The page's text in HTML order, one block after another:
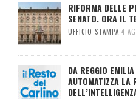
RIFORMA DELLE
SENATO. ORA IL
UFFICIO STAMPA 4
DA REGGIO
AUTOMATIZZA LA